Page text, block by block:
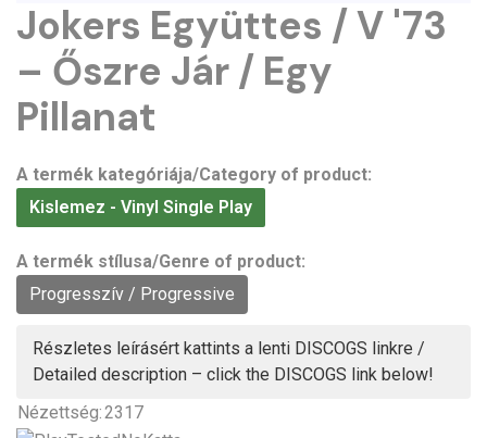
Jokers Együttes / V '73
– Őszre Jár / Egy
Pillanat
A termék kategóriája/Category of product:
Kislemez - Vinyl Single Play
A termék stílusa/Genre of product:
Progresszív / Progressive
Részletes leírásért kattints a lenti DISCOGS linkre /
Detailed description – click the DISCOGS link below!
Nézettség:2317